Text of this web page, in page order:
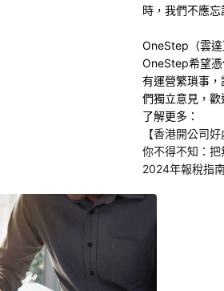
時，我們不應
OneStep（雲
OneStep希望
有運營繁瑣事
們獨立意見，歡
了解更多：
【香港開公司
你不得不知：
2024年報稅指